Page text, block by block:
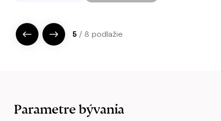
5 / 8 podlažie
Parametre bývania